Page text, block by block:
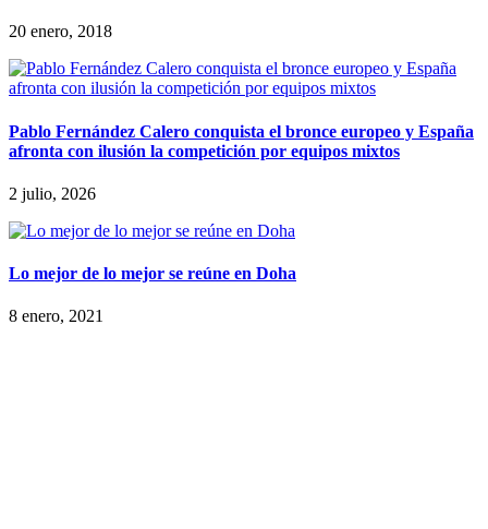
20 enero, 2018
Pablo Fernández Calero conquista el bronce europeo y España
afronta con ilusión la competición por equipos mixtos
2 julio, 2026
Lo mejor de lo mejor se reúne en Doha
8 enero, 2021